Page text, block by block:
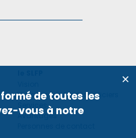
Violence contre des policiers
Avantages
de toutes les
vous à notre